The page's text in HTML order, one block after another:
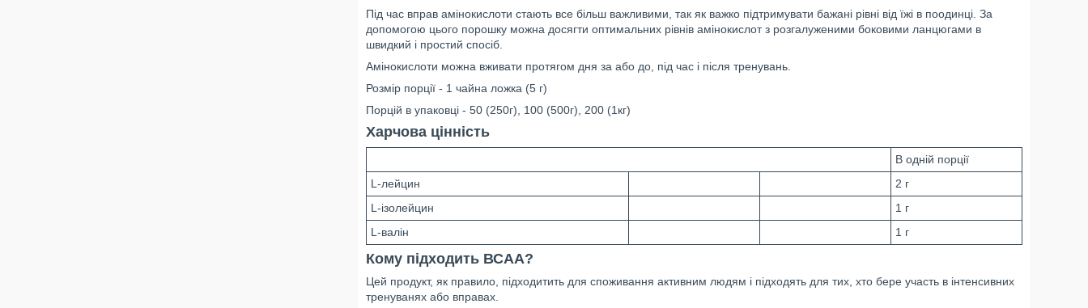
Під час вправ амінокислоти стають все більш важливими, так як важко підтримувати бажані рівні від їжі в поодинці. За
допомогою цього порошку можна досягти оптимальних рівнів амінокислот з розгалуженими боковими ланцюгами в
швидкий і простий спосіб.
Амінокислоти можна вживати протягом дня за або до, під час і після тренувань.
Розмір порції - 1 чайна ложка (5 г)
Порцій в упаковці - 50 (250г), 100 (500г), 200 (1кг)
Харчова цінність
В одній порції
L-лейцин
2 г
L-ізолейцин
1 г
L-валін
1 г
Кому підходить ВСАА?
Цей продукт, як правило, підходитить для споживання активним людям і підходять для тих, хто бере участь в інтенсивних
тренуванях або вправах.